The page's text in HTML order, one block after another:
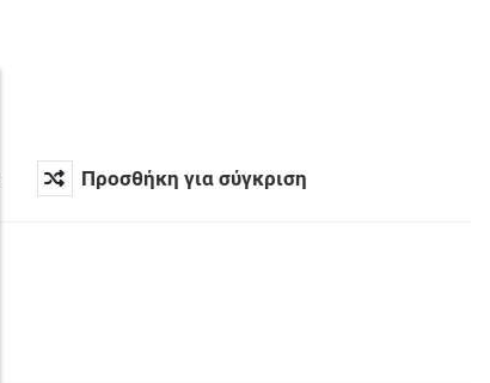
Προσθήκη για σύγκριση